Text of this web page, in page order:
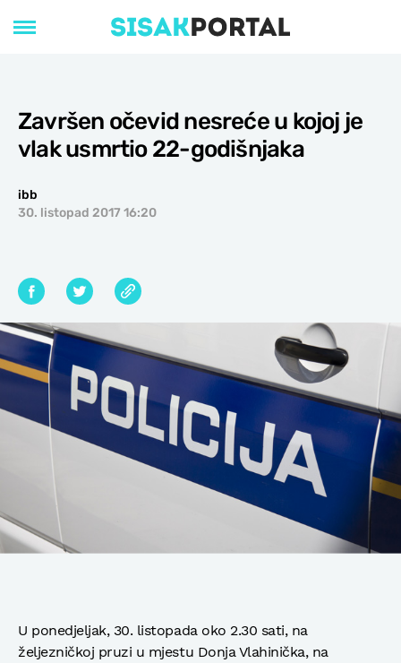
Završen očevid nesreće u kojoj je
vlak usmrtio 22-godišnjaka
ibb
30. listopad 2017 16:20
U ponedjeljak, 30. listopada oko 2.30 sati, na
željezničkoj pruzi u mjestu Donja Vlahinička, na